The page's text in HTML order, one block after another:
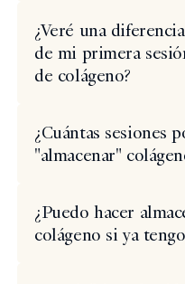
¿Veré una
de mi primera
de colágeno?
¿Cuántas sesiones
"almacenar"
¿Puedo hacer
colágeno si ya